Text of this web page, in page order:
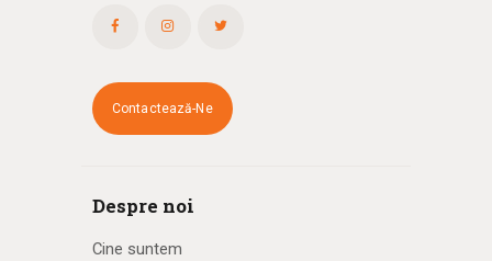
Contactează-Ne
Despre noi
Cine suntem